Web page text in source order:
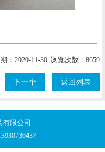
：2020-11-30 浏览次数：8659
下一个 返回列表
有限公司